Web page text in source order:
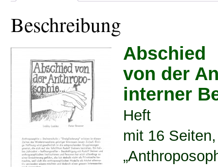
Beschreibung
Abschied
von der
interner
Heft
mit 16